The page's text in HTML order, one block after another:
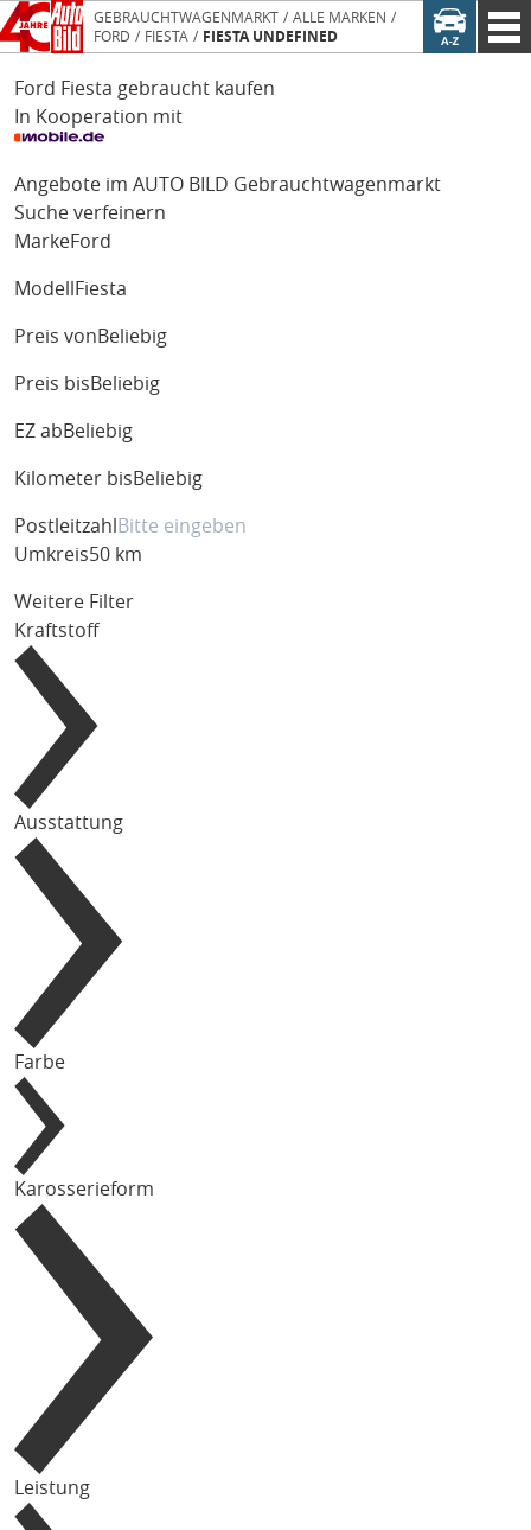
GEBRAUCHTWAGENMARKT
ALLE MARKEN
FORD
FIESTA FIESTA UNDEFINED
Ford Fiesta gebraucht kaufen
In Kooperation mit
Angebote im AUTO BILD Gebrauchtwagenmarkt
Suche verfeinern
MarkeFord
Modell Fiesta
Preis von Beliebig
Preis bis Beliebig
EZ ab Beliebig
Kilometer bis Beliebig
Postleitzahl
Umkreis50 km
Weitere Filter
Kraftstoff
Ausstattung
Farbe
Karosserieform
Leistung